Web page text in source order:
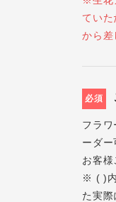
てい
から差
必須
フラ
ーダー
お客様
※ ( )内
た実際